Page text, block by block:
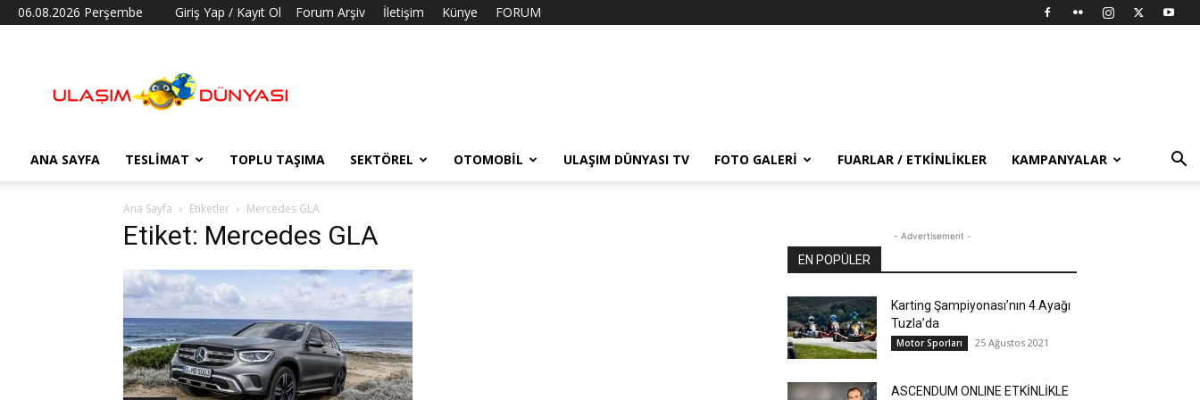
06.08.2026 Perşembe Giriş Yap / Kayıt Ol Forum Arşiv İletişim Künye FORUM
Dünyası
ANA SAYFA TESLIMAT TOPLU TAŞIMA SEKTÖREL OTOMOBIL ULAŞIM DÜNYASI TV FOTO GALERI FUARLAR / ETKINLIKLER KAMPANYALAR
Ana Sayfa Etiketler Mercedes GLA
Etiket: Mercedes GLA - Advertisement -
EN POPÜLER
Karting Şampiyonası’nın 4.Ayağı
Tuzla’da
Motor Sporları 25 Ağustos 2021
ASCENDUM ONLINE ETKİNLİKLE